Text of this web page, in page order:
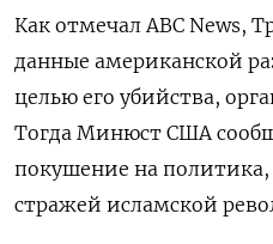
Как отмечал ABC News,
данные американской
целью его убийства,
Тогда Минюст США
покушение на политика,
стражей исламской